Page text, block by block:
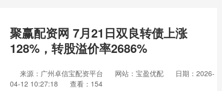
聚赢配资网 7月21日双良转债上涨
128%，转股溢价率2686%
来源：广州卓信宝配资平台 网站：宝盈优配
日期：2026-
04-12 10:27:18
查看：154